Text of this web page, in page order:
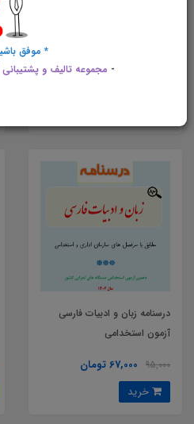
* موفق
- مجموعه تالیف و
درسنامه زبان و ادبیات فارسی
آزمون استخدامی
95,000 67,000 تومان